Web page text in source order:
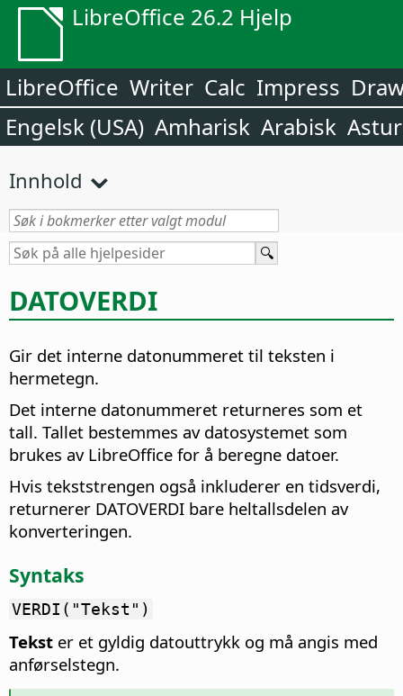
LibreOffice 26.2 Hjelp
LibreOffice Writer Calc Impress
Engelsk (USA) Amharisk Arabisk
Innhold
DATOVERDI
Gir det interne datonummeret til teksten i
hermetegn.
Det interne datonummeret returneres som et
tall. Tallet bestemmes av datosystemet som
brukes av LibreOffice for å beregne datoer.
Hvis tekststrengen også inkluderer en tidsverdi,
returnerer DATOVERDI bare heltallsdelen av
konverteringen.
Syntaks
VERDI("Tekst")
Tekst er et gyldig datouttrykk og må angis med
anførselstegn.